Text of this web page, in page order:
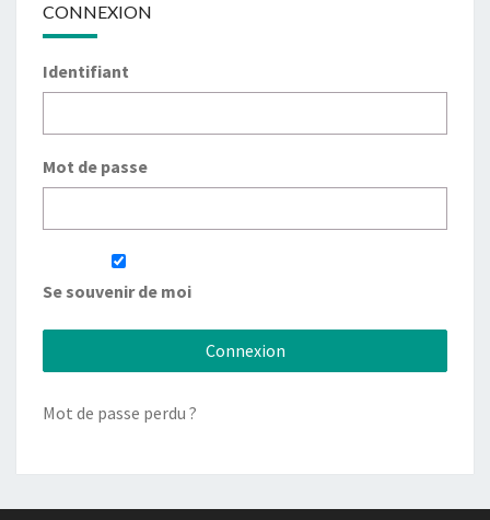
CONNEXION
Identifiant
Mot de passe
Se souvenir de moi
Mot de passe perdu ?